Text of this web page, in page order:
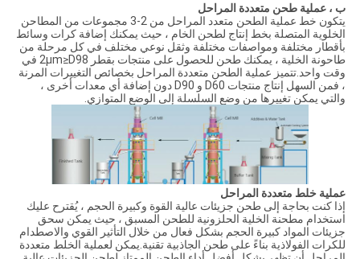
ب ، عملية طحن متعددة المراحل
يتكون خط عملية الطحن متعدد المراحل من 2-3 مجموعات من المطاحن
الخلوية المتصلة بخط إنتاج لطحن الخام ، حيث يمكنك إضافة كرات وسائط
بأقطار مختلفة ومواصفات مختلفة وثقل نوعي مختلف في كل مرحلة من
طاحونة الخلية ، يمكنك طحن للحصول على منتجات بقطر 2μm≥D98 في
وقت واحد.تتميز عملية الطحن متعددة المراحل بخصائص التغييرات المرنة
، فمن السهل إنتاج منتجات D60 و D90 دون إضافة أي معدات أخرى ،
والتي يمكن تغييرها من وضع السلسلة إلى الوضع المتوازي.
عملية خلط متعددة المراحل
إذا كنت بحاجة إلى طحن جزيئات عالية القوة وكبيرة الحجم ، يُقترح عليك
استخدام مطحنة الخلية الحلزونية للطحن المسبق ، حيث يمكن سحق
جزيئات المواد كبيرة الحجم بشكل فعال من خلال التأثير القوي والاصطدام
للكرات الفولاذية بناءً على طحن الجاذبية تقنية.يمكن لعملية الخلط متعددة